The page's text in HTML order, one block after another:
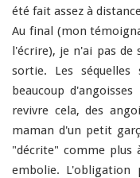
été fait assez à
Au final (mon
l'écrire), je n'ai pas de
sortie. Les
beaucoup
revivre cela, des
maman d'un petit
"décrite" comme plus
embolie. L'obligation